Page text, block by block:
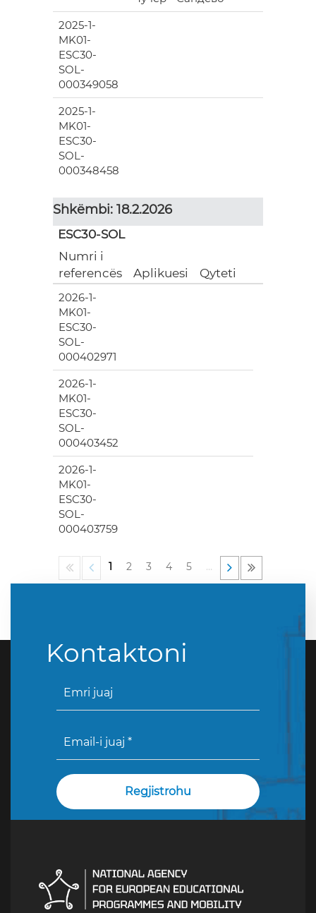
2025-1-
MK01-
ESC30-
SOL-
000349058
2025-1-
MK01-
ESC30-
SOL-
000348458
Shkëmbi: 18.2.2026
ESC30-SOL
Numri i
referencës
Aplikuesi Qyteti
2026-1-
MK01-
ESC30-
SOL-
000402971
2026-1-
MK01-
ESC30-
SOL-
000403452
2026-1-
MK01-
ESC30-
SOL-
000403759
1 2 3 4 5 …
Kontaktoni